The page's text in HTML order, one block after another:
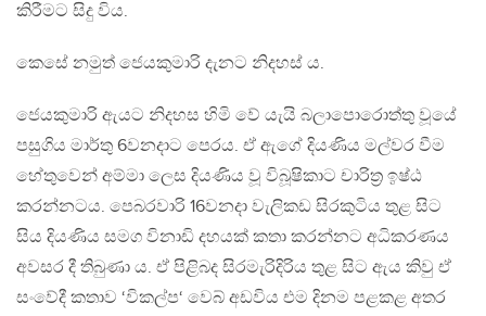
කිරීමට සිදු විය.
කෙසේ නමුත් ජෙයකුමාරි දැනට නිදහස් ය.
ජෙයකුමාරි ඇයට නිදහස හිමි වේ යැයි බලාපොරොත්තු වූයේ
පසුගිය මාර්තු 6වනදාට පෙරය. ඒ ඇගේ දියණිය මල්වර වීම
හේතුවෙන් අම්මා ලෙස දියණිය වූ විබූෂිකාට චාරිත්‍ර ඉෂ්ඨ
කරන්නටය. පෙබරවාරි 16වනදා වැලිකඩ සිරකුටිය තුළ සිට
සිය දියණිය සමග විනාඩි දහයක් කතා කරන්නට අධිකරණය
අවසර දී තිබුණා ය. ඒ පිළිබද සිරමැරිදිරිය තුළ සිට ඇය කිවු ඒ
සංවේදී කතාව ‘විකල්ප‘ වෙබ් අඩවිය එම දිනම පළකළ අතර